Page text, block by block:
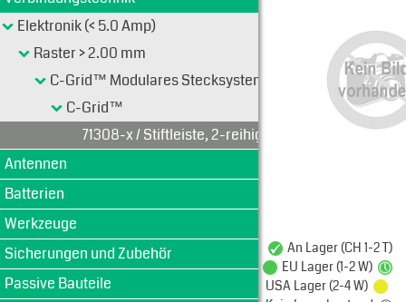
Elektronik (< 5.0 Amp)
Raster > 2.00 mm
C-Grid™ Modulares Stecksystem 2.54 mm (0.100")
C-Grid™
71308-x / Stiftleiste, 2-reihig
Antennen
Batterien
Werkzeuge
Sicherungen und Zubehör
Passive Bauteile
An Lager (CH 1-2 T)
EU Lager (1-2 W)
USA Lager (2-4 W)